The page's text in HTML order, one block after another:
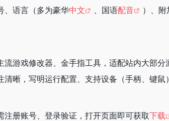
、语言（多为豪华中文 、国语配音
）、
流游戏修改器、金手指工具，适配站内大部
晰，写明运行配置、支持设备（手柄、键鼠
注册账号、登录验证，打开页面即可获取下载